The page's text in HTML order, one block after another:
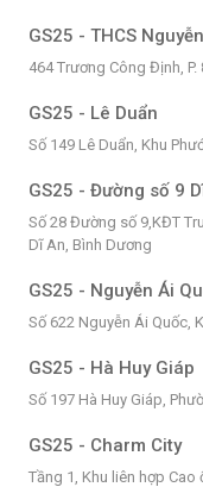
GS25 - THCS
464 Trương Công Định, P.
GS25 - Lê Duẩn
Số 149 Lê Duẩn, Khu
GS25 - Đường số 9
Số 28 Đường số 9,KĐT
Dĩ An, Bình Dương
GS25 - Nguyễn Ái
Số 622 Nguyễn Ái Quốc,
GS25 - Hà Huy Giáp
Số 197 Hà Huy Giáp,
GS25 - Charm City
Tầng 1, Khu liên hợp